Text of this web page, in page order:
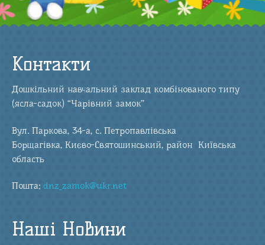
Контакти
Дошкільний навчальний заклад комбінованого типу
(ясла-садок) “Чарівний замок”
Вул. Паркова, 34-а, с. Петропавлівська
Борщагівка, Києво-Святошинський, район Київська
область
Пошта:dnz_zamok@ukr.net
Наші Новини